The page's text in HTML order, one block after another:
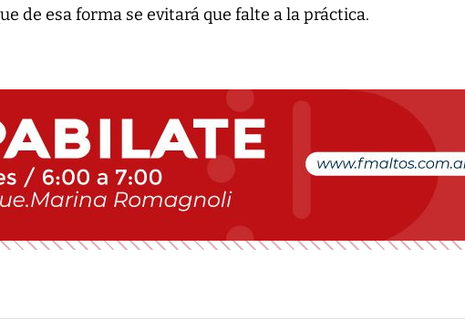
de esa forma se evitará que falte a la práctica.